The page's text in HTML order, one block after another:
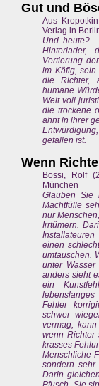
Gut und
Aus
Verlag in
Und heute?
Hinterlader,
Vertierung
im Käfig, sein
die Richter,
humane
Welt voll
die trockene
ahnt in ihrer
gefallen ist.
Wenn
Bossi, Rolf
München
Glauben Sie
Machtfülle
nur
Irrtümern.
einen
umtauschen.
unter
anders sieht
ein
lebenslanges
Fehler
schwer
vermag,
wenn Richter
krasses
Menschliche
sondern sehr
Darin